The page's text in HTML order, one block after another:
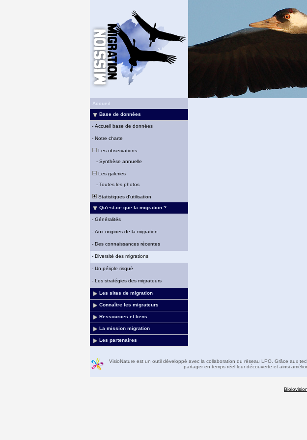
Accueil
Base de données
- Accueil base de données
- Notre charte
Les observations
- Synthèse annuelle
Les galeries
- Toutes les photos
Statistiques d'utilisation
Qu'est-ce que la migration ?
- Généralités
- Aux origines de la migration
- Des connaissances récentes
- Diversité des migrations
- Un périple risqué
- Les stratégies des migrateurs
Les sites de migration
Connaître les migrateurs
Ressources et liens
La mission migration
Les partenaires
VisioNature est un outil développé avec la collaboration du réseau LPO. Grâce aux
partager en temps réel leur découverte et ainsi